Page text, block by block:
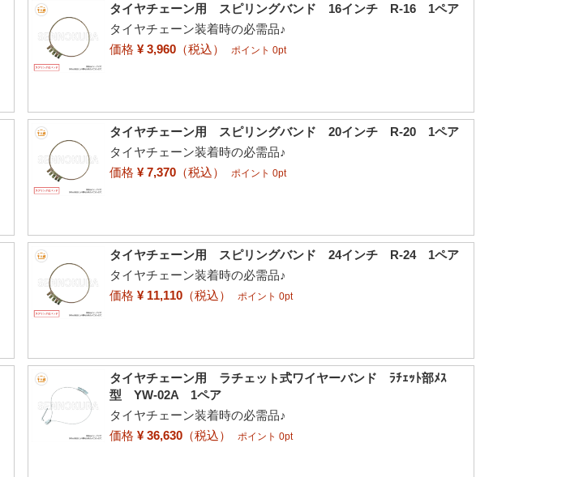
タイヤチェーン用 スピリングバンド 16インチ R-16 1ペア
タイヤチェーン装着時の必需品♪
価格 ¥ 3,960 （税込） ポイント 0pt
タイヤチェーン用 スピリングバンド 20インチ R-20 1ペア
タイヤチェーン装着時の必需品♪
価格 ¥ 7,370 （税込） ポイント 0pt
タイヤチェーン用 スピリングバンド 24インチ R-24 1ペア
タイヤチェーン装着時の必需品♪
価格 ¥ 11,110 （税込） ポイント 0pt
タイヤチェーン用 ラチェット式ワイヤーバンド ﾗﾁｪｯﾄ部ﾒｽ
型 YW-02A 1ペア
タイヤチェーン装着時の必需品♪
価格 ¥ 36,630 （税込） ポイント 0pt